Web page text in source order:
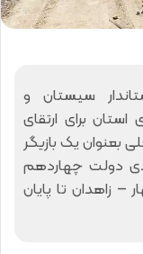
سیستان و
برای ارتقای
بعنوان یک بازیگر
دولت چهاردهم
– زاهدان تا پایان